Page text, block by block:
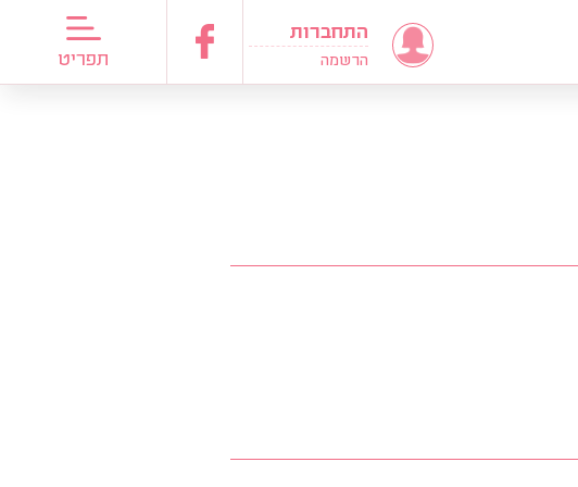
תפריט
התחברות
הרשמה
מדריכות כלות